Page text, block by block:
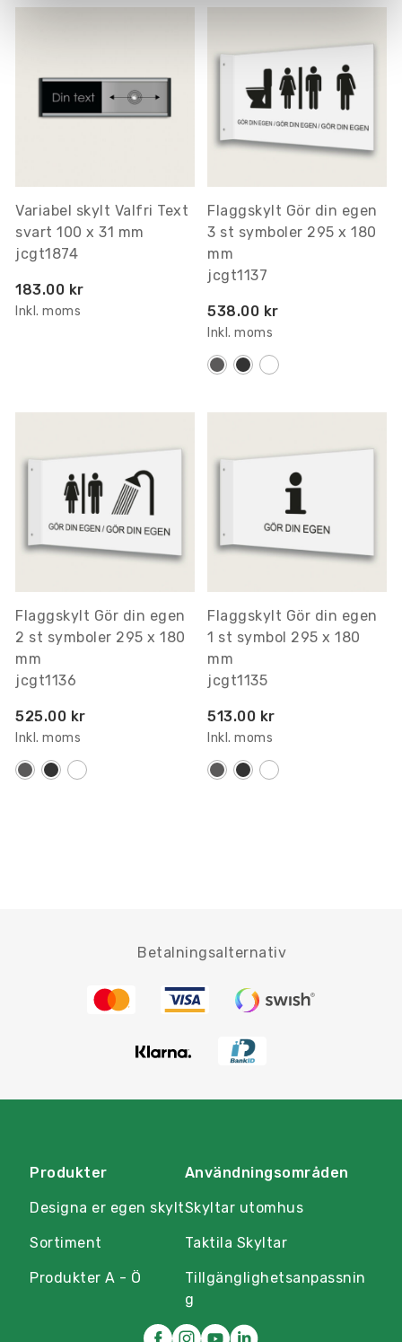
Variabel skylt Valfri Text
svart 100 x 31 mm
jcgt1874
183.00 kr
Inkl. moms
Flaggskylt Gör din egen
3 st symboler 295 x 180
mm
jcgt1137
538.00 kr
Inkl. moms
Flaggskylt Gör din egen
2 st symboler 295 x 180
mm
jcgt1136
525.00 kr
Inkl. moms
Flaggskylt Gör din egen
1 st symbol 295 x 180
mm
jcgt1135
513.00 kr
Inkl. moms
Betalningsalternativ
Produkter
Designa er egen skylt
Sortiment
Produkter A - Ö
Användningsområden
Skyltar utomhus
Taktila Skyltar
Tillgänglighetsanpassnin
g